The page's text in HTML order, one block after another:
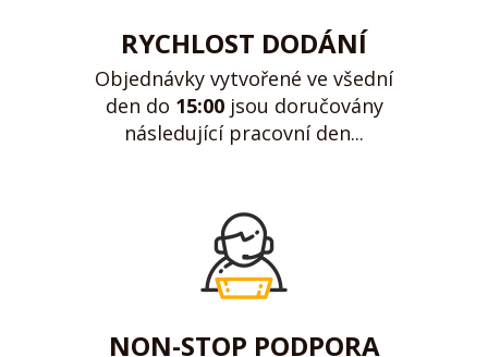
RYCHLOST DODÁNÍ
Objednávky vytvořené ve všední
den do 15:00jsou doručovány
následující pracovní den...
NON-STOP PODPORA